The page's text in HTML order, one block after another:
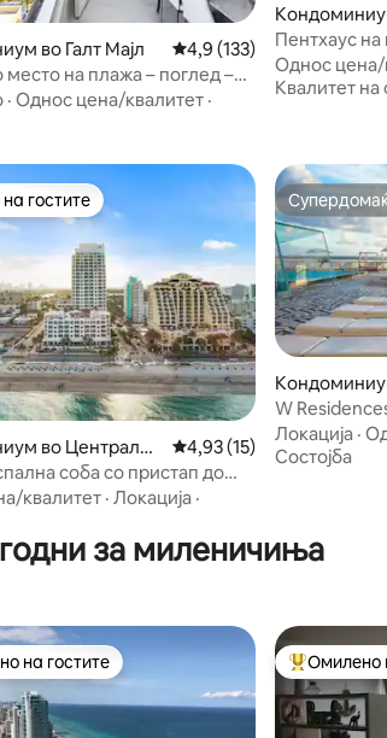
5, 88 рецензии
во Галт Мајл Просечна оцена: 4,9 од
4,9 (133)
на плажа – поглед –
– поплочен двор – без
за одморско место
· Однос цена/квалитет ·
а плажа
Пентхаус на
пешачење
Однос цена/
Квалитет
5, 30 рецензии
гостите
гостите
во Централна
Просечна оцена: 4,93
4,93 (15)
соба со пристап до
када и сала за вежбање
квалитет · Локација ·
а плажа
W
спални соби
Локација ·
Состојба
за миленичиња
„Омилени на гостите“
на гостите МеѓуОмилено